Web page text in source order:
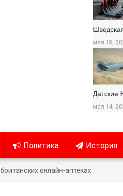
мая 18,
Датские
мая 14,
Политика История
онлайн-аптеках